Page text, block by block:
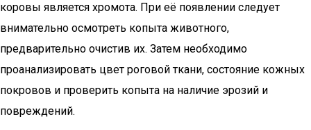
коровы является хромота. При её появлении следует
внимательно осмотреть копыта животного,
предварительно очистив их. Затем необходимо
проанализировать цвет роговой ткани, состояние кожных
покровов и проверить копыта на наличие эрозий и
повреждений.